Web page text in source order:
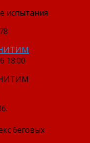
испытания
18:00
беговых